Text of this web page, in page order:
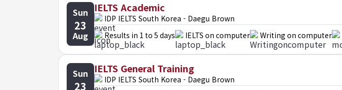
Sun
23
Aug
IELTS Academic
IDP IELTS South Korea - Daegu Brown
Results in 1 to 5 days
IELTS on computer Writing on computer
Sun
23
IELTS General Training
IDP IELTS South Korea - Daegu Brown